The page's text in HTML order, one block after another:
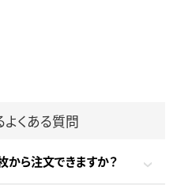
よくある質問
から注文できますか？